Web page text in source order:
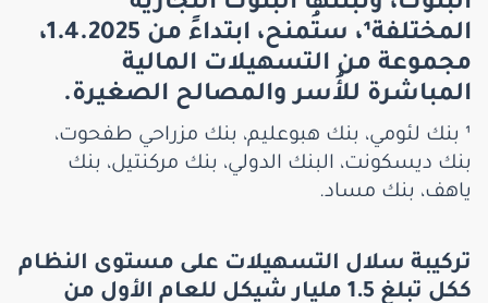
المختلفة¹، ستُمنح، ابتداءً من 1.4.2025،
مجموعة من التسهيلات المالية
المباشرة للأُسر والمصالح الصغيرة.
¹ بنك لئومي، بنك هبوعليم، بنك مزراحي طفحوت،
بنك ديسكونت، البنك الدولي، بنك مركنتيل، بنك
ياهف، بنك مساد.
تركيبة سلال التسهيلات على مستوى النظام
ككل تبلغ 1.5 مليار شيكل للعام الأول من